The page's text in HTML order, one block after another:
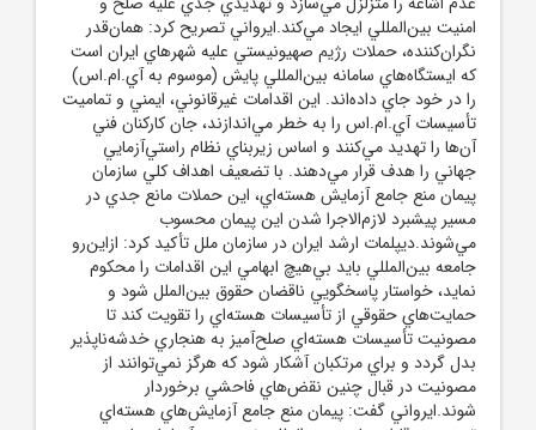
امنيت بين‌المللي ايجاد مي‌کند.ايرواني تصريح کرد: همان‌قدر
نگران‌کننده، حملات رژيم صهيونيستي عليه شهرهاي ايران است
که ايستگاه‌هاي سامانه بين‌المللي پايش (موسوم به آي.ام.اس)
را در خود جاي داده‌اند. اين اقدامات غيرقانوني، ايمني و تماميت
تأسيسات آي.ام.اس را به خطر مي‌اندازند، جان کارکنان فني
آن‌ها را تهديد مي‌کنند و اساس زيربناي نظام راستي‌آزمايي
جهاني را هدف قرار مي‌دهند. با تضعيف اهداف کلي سازمان
پيمان منع جامع آزمايش‌ هسته‌اي، اين حملات مانع جدي در
مسير پيشبرد لازم‌الاجرا شدن اين پيمان محسوب
مي‌شوند.ديپلمات ارشد ايران در سازمان ملل تأکيد کرد: ازاين‌رو
جامعه بين‌المللي بايد بي‌هيچ ابهامي اين اقدامات را محکوم
نمايد، خواستار پاسخگويي ناقضان حقوق بين‌الملل شود و
حمايت‌هاي حقوقي از تأسيسات هسته‌اي را تقويت کند تا
مصونيت تأسيسات هسته‌اي صلح‌آميز به هنجاري خدشه‌ناپذير
بدل گردد و براي مرتکبان آشکار شود که هرگز نمي‌توانند از
مصونيت در قبال چنين نقض‌هاي فاحشي برخوردار
شوند.ايرواني گفت: پيمان منع جامع آزمايش‌هاي هسته‌اي